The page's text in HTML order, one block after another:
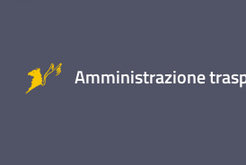
Amministrazione